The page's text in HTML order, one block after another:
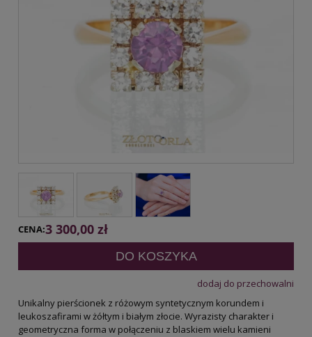
CENA:3 300,00 zł
DO KOSZYKA
dodaj do przechowalni
Unikalny pierścionek z różowym syntetycznym korundem i
leukoszafirami w żółtym i białym złocie. Wyrazisty charakter i
geometryczna forma w połączeniu z blaskiem wielu kamieni